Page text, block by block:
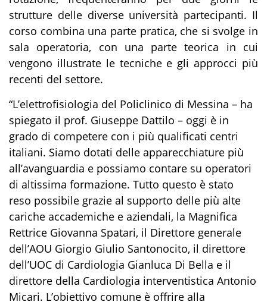
strutture delle diverse università partecipanti. Il
corso combina una parte pratica, che si svolge in
sala operatoria, con una parte teorica in cui
vengono illustrate le tecniche e gli approcci più
recenti del settore.
“L’elettrofisiologia del Policlinico di Messina – ha
spiegato il prof. Giuseppe Dattilo – oggi è in
grado di competere con i più qualificati centri
italiani. Siamo dotati delle apparecchiature più
all’avanguardia e possiamo contare su operatori
di altissima formazione. Tutto questo è stato
reso possibile grazie al supporto delle più alte
cariche accademiche e aziendali, la Magnifica
Rettrice Giovanna Spatari, il Direttore generale
dell’AOU Giorgio Giulio Santonocito, il direttore
dell’UOC di Cardiologia Gianluca Di Bella e il
direttore della Cardiologia interventistica Antonio
Micari. L’obiettivo comune è offrire alla